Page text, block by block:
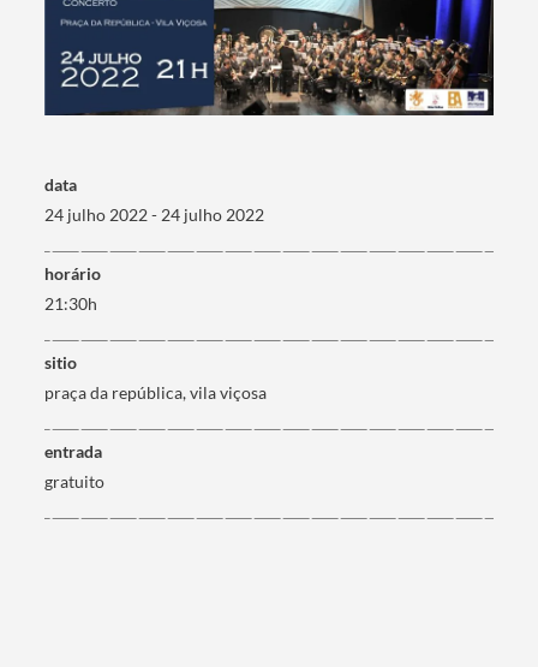
data
24 julho 2022 - 24 julho 2022
horário
21:30h
sitio
praça da república, vila viçosa
entrada
gratuito